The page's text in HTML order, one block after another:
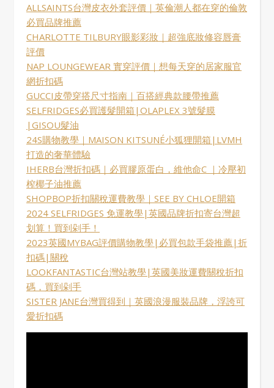
ALLSAINTS台灣皮衣外套評價｜英倫潮人都在穿的倫敦
必買品牌推薦
CHARLOTTE TILBURY眼影彩妝｜超強底妝修容唇膏
評價
NAP LOUNGEWEAR 實穿評價｜想每天穿的居家服官
網折扣碼
GUCCI皮帶穿搭尺寸指南｜百搭經典款腰帶推薦
SELFRIDGES必買護髮開箱|OLAPLEX 3號髮膜
|GISOU髮油
24S購物教學｜MAISON KITSUNÉ小狐狸開箱|LVMH
打造的奢華體驗
IHERB台灣折扣碼｜必買膠原蛋白，維他命C ｜冷壓初
榨椰子油推薦
SHOPBOP折扣關稅運費教學｜SEE BY CHLOE開箱
2024 SELFRIDGES 免運教學|英國品牌折扣寄台灣超
划算！買到剁手！
2023英國MYBAG評價購物教學|必買包款手袋推薦|折
扣碼|關稅
LOOKFANTASTIC台灣站教學|英國美妝運費關稅折扣
碼，買到剁手
SISTER JANE台灣買得到｜英國浪漫服裝品牌，浮誇可
愛折扣碼